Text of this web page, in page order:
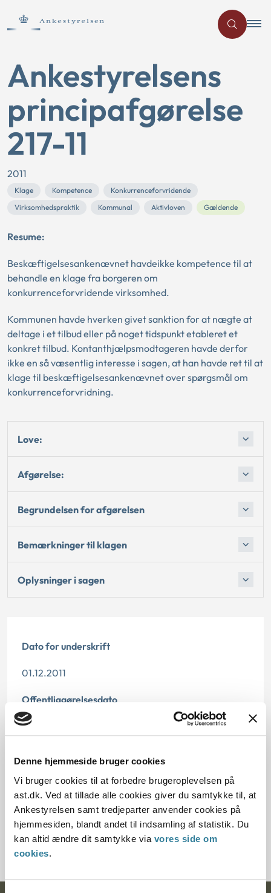
Denne hjemmeside bruger cookies
Vi bruger cookies til at forbedre brugeroplevelsen på
ast.dk. Ved at tillade alle cookies giver du samtykke til, at
Ankestyrelsen samt tredjeparter anvender cookies på
hjemmesiden, blandt andet til indsamling af statistik. Du
kan altid ændre dit samtykke via vores side om
cookies.
Ankestyrelsens
principafgørelse
217-11
2011
Klage Kompetence
Konkurrenceforvridende
Virksomhedspraktik
Kommunal Aktivloven Gældende
Resume:
Beskæftigelsesankenævnet havdeikke kompetence til at
behandle en klage fra borgeren om
konkurrenceforvridende virksomhed.
Kommunen havde hverken givet sanktion for at nægte at
deltage i et tilbud eller på noget tidspunkt etableret et
konkret tilbud. Kontanthjælpsmodtageren havde derfor
ikke en så væsentlig interesse i sagen, at han havde ret til at
klage til beskæftigelsesankenævnet over spørgsmål om
konkurrenceforvridning.
Love:
Afgørelse:
Begrundelsen for afgørelsen
Bemærkninger til klagen
Oplysninger i sagen
Dato for underskrift
01.12.2011
Offentliggørelsesdato
10.07.2013
Paragraf
§ 128
Journalnummer
2100518-10